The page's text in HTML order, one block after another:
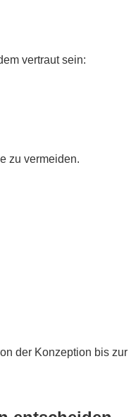
vertraut sein:
zu vermeiden.
der Konzeption bis zur